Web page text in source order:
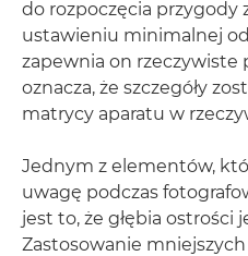
do rozpoczęcia przygody
ustawieniu minimalnej
zapewnia on rzeczywiste
oznacza, że szczegóły
matrycy aparatu w
Jednym z elementów,
uwagę podczas
jest to, że głębia ostrości
Zastosowanie